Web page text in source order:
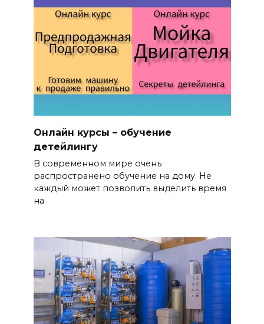
Онлайн курсы – обучение
детейлингу
В современном мире очень
распространено обучение на дому. Не
каждый может позволить выделить время
на